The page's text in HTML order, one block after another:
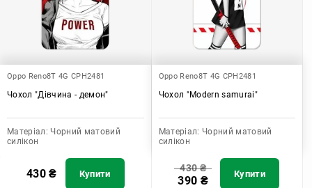
Oppo Reno8T 4G CPH2481
Чохол "Дівчина - демон"
Матеріал: Чорний матовий
силікон
430₴ Купити
Oppo Reno8T 4G CPH2481
Чохол "Modern samurai"
Матеріал: Чорний матовий
силікон
430₴
390 ₴ Купити